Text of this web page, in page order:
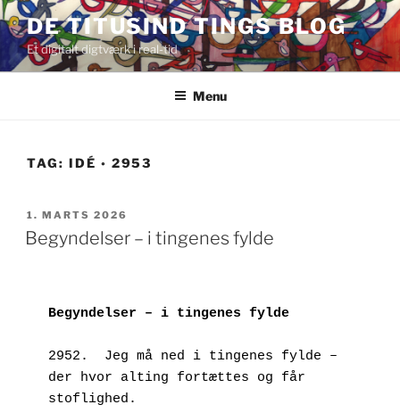
Videre
til
indhold
DE TITUSIND TINGS BLOG
Et digitalt digtværk i real-tid
Menu
TAG: IDÉ ◦ 2953
UDGIVET
DEN
1. MARTS 2026
Begyndelser – i tingenes fylde
Begyndelser – i tingenes fylde
2952.  Jeg må ned i tingenes fylde –
der hvor alting fortættes og får
stoflighed.